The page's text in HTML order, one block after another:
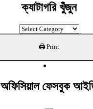
ক্যাটাগরি খুঁজুন
ক্যাটাগরি
খুঁজুন
অফিসিয়াল ফেসবুক